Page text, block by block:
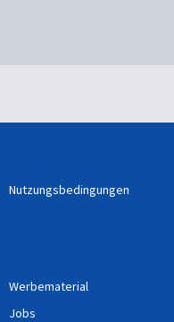
Nutzungsbedingungen
Werbematerial
Jobs